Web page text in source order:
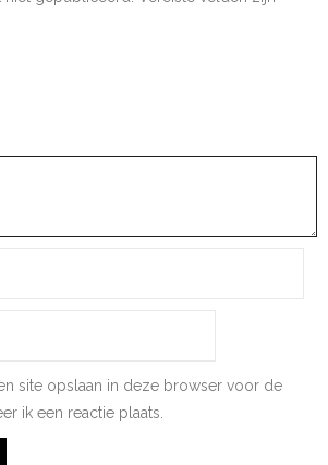
site opslaan in deze browser voor de
ik een reactie plaats.